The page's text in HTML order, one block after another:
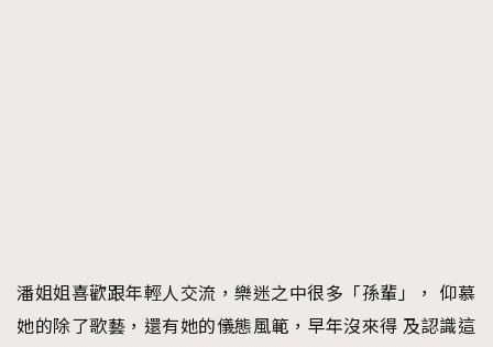
潘姐姐喜歡跟年輕人交流，樂迷之中很多「孫輩」， 仰慕
她的除了歌藝，還有她的儀態風範，早年沒來得 及認識這